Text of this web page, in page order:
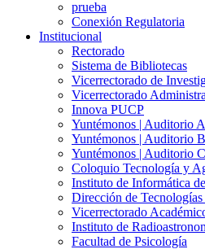
prueba
Conexión Regulatoria
Institucional
Rectorado
Sistema de Bibliotecas
Vicerrectorado de
Vicerrectorado
Innova PUCP
Yuntémonos | Auditorio A
Yuntémonos | Auditorio B
Yuntémonos | Auditorio C
Coloquio Tecnología y
Instituto de Informática
Dirección de
Vicerrectorado
Instituto de
Facultad de Psicología